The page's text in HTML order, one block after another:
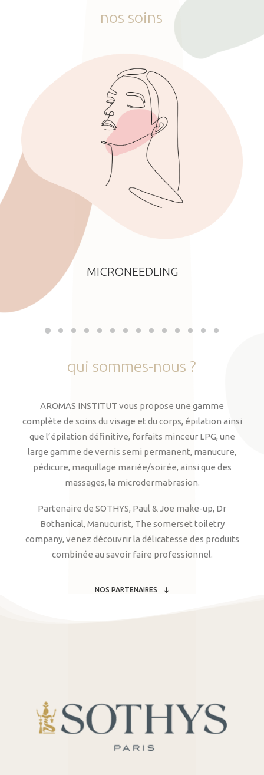
nos soins
MICRONEEDLING
qui sommes-nous ?
AROMAS INSTITUT vous propose une gamme
complète de soins du visage et du corps, épilation ainsi
que l’épilation définitive, forfaits minceur LPG, une
large gamme de vernis semi permanent, manucure,
pédicure, maquillage mariée/soirée, ainsi que des
massages, la microdermabrasion.
Partenaire de SOTHYS, Paul & Joe make-up, Dr
Bothanical, Manucurist, The somerset toiletry
company, venez découvrir la délicatesse des produits
combinée au savoir faire professionnel.
NOS PARTENAIRES